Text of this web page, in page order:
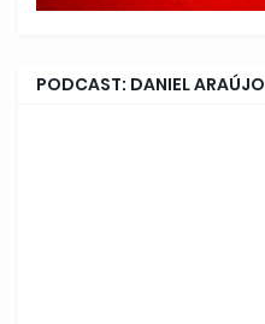
PODCAST: DANIEL ARAÚJO